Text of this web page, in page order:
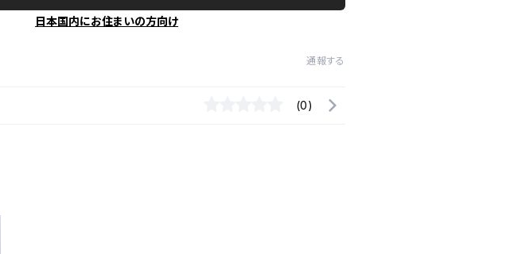
日本国内にお住まいの方向け
通報する
(0)